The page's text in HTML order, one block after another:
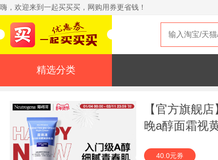
嗨，欢迎来到一起买买买，网购用券更省钱！
精选分类
【官方旗舰
晚a醇面霜视
40.0元券